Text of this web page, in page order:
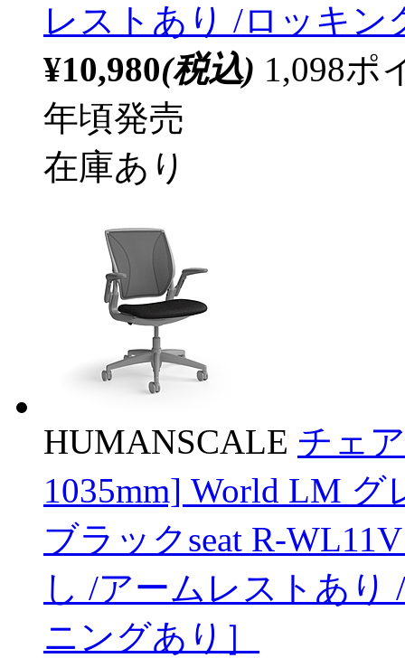
レストあり /ロッキ
¥10,980(税込) 1,098ポ
年頃発売
在庫あり
HUMANSCALE チェ
1035mm] World LM グ
ブラックseat R-
し /アームレストあ
ニングあり］